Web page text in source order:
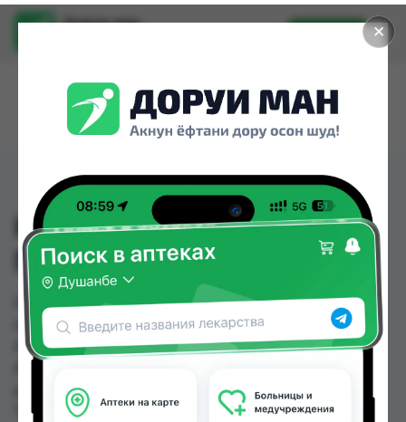
✕
Доруи ман
Установить
КРУШИНЫ КОРА
ПАЧКА 50Г
КРУШИНЫ КОРА ПАЧКА 50Г можно купить или
заказать в аптеках, Абубакри Карим, Авиценна,
АЗИЗ ВАКО , Алишер-К, Аптека + 24/7, Аптека
до 7.50 TJS в Душанбе и других городах
Таджикистана